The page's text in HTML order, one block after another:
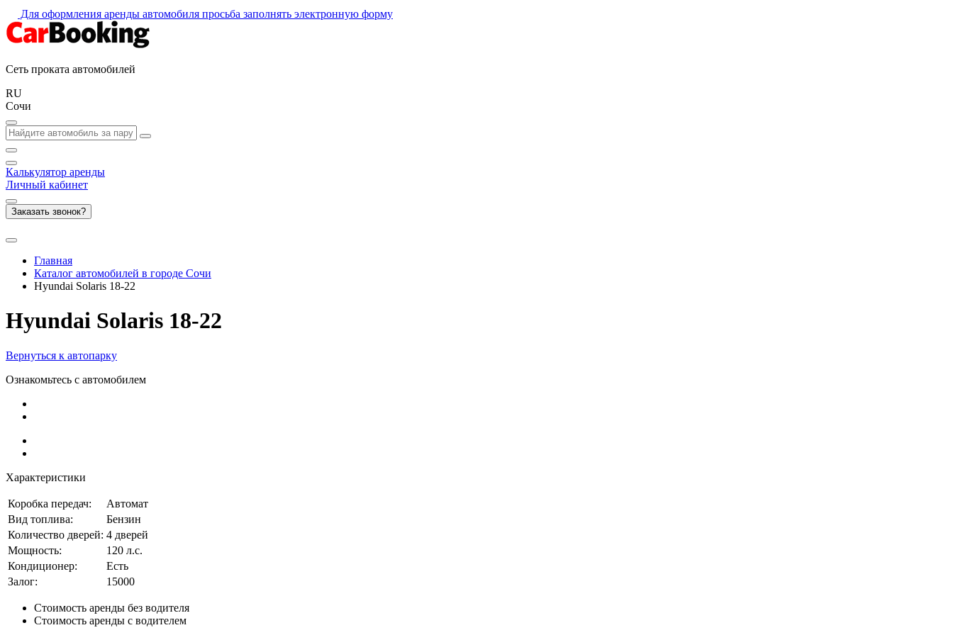
Для оформления аренды автомобиля просьба заполнять электронную форму
Сеть проката автомобилей
RU
Сочи
Калькулятор аренды
Личный кабинет
Заказать звонок?
Главная
Каталог автомобилей в городе Сочи
Hyundai Solaris 18-22
Hyundai Solaris 18-22
Вернуться к автопарку
Ознакомьтесь с автомобилем
Характеристики
Коробка передач:
Автомат
Вид топлива:
Бензин
Количество дверей: 4 дверей
Мощность:
120 л.с.
Кондиционер:
Есть
Залог:
15000
Стоимость аренды без водителя
Стоимость аренды с водителем